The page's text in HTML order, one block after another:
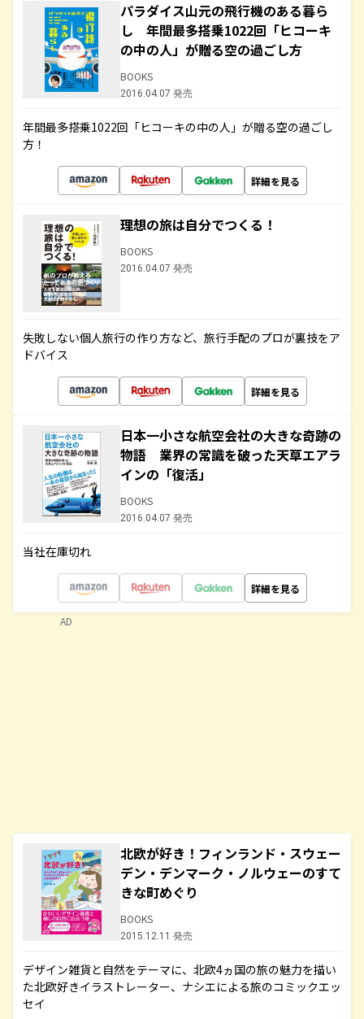
パラダイス山元の飛行機のある暮ら
し 年間最多搭乗1022回「ヒコーキ
の中の人」が贈る空の過ごし方
BOOKS
2016.04.07 発売
年間最多搭乗1022回「ヒコーキの中の人」が贈る空の過ごし
方！
詳細を見る
理想の旅は自分でつくる！
BOOKS
2016.04.07 発売
失敗しない個人旅行の作り方など、旅行手配のプロが裏技をア
ドバイス
詳細を見る
日本一小さな航空会社の大きな奇跡の
物語 業界の常識を破った天草エアラ
インの「復活」
BOOKS
2016.04.07 発売
当社在庫切れ
詳細を見る
北欧が好き！フィンランド・スウェー
デン・デンマーク・ノルウェーのすて
きな町めぐり
BOOKS
2015.12.11 発売
デザイン雑貨と自然をテーマに、北欧4ヵ国の旅の魅力を描い
た北欧好きイラストレーター、ナシエによる旅のコミックエッ
セイ
AD